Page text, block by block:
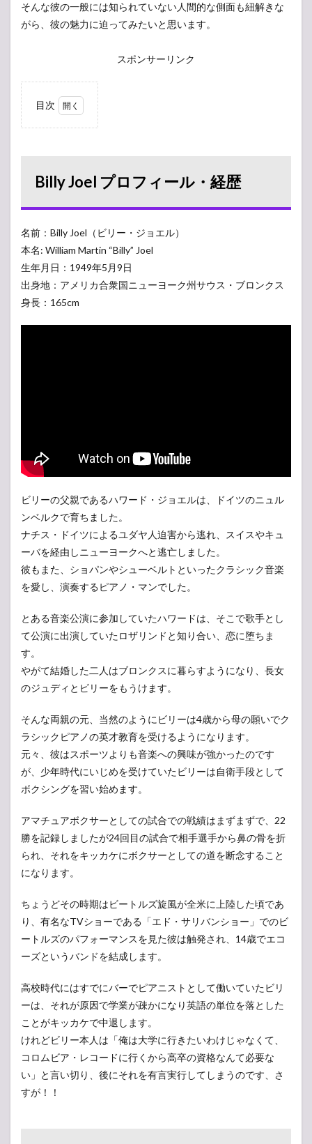
そんな彼の一般には知られていない人間的な側面も紐解きな
がら、彼の魅力に迫ってみたいと思います。
スポンサーリンク
目次
フィ
ー
経歴
2
デビ
から
ヒッ
トま
での
紆余
故
現在
リー
ジョ
エル
の活
動
5
め
Billy Joel プロフィール・経歴
名前：Billy Joel（ビリー・ジョエル）
本名: William Martin “Billy” Joel
生年月日：1949年5月9日
出身地：アメリカ合衆国ニューヨーク州サウス・ブロンクス
身長：165cm
ビリーの父親であるハワード・ジョエルは、ドイツのニュル
ンベルクで育ちました。
ナチス・ドイツによるユダヤ人迫害から逃れ、スイスやキュ
ーバを経由しニューヨークへと逃亡しました。
彼もまた、ショパンやシューベルトといったクラシック音楽
を愛し、演奏するピアノ・マンでした。
とある音楽公演に参加していたハワードは、そこで歌手とし
て公演に出演していたロザリンドと知り合い、恋に堕ちま
す。
やがて結婚した二人はブロンクスに暮らすようになり、長女
のジュディとビリーをもうけます。
そんな両親の元、当然のようにビリーは4歳から母の願いでク
ラシックピアノの英才教育を受けるようになります。
元々、彼はスポーツよりも音楽への興味が強かったのです
が、少年時代にいじめを受けていたビリーは自衛手段として
ボクシングを習い始めます。
アマチュアボクサーとしての試合での戦績はまずまずで、22
勝を記録しましたが24回目の試合で相手選手から鼻の骨を折
られ、それをキッカケにボクサーとしての道を断念すること
になります。
ちょうどその時期はビートルズ旋風が全米に上陸した頃であ
り、有名なTVショーである「エド・サリバンショー」でのビ
ートルズのパフォーマンスを見た彼は触発され、14歳でエコ
ーズというバンドを結成します。
高校時代にはすでにバーでピアニストとして働いていたビリ
ーは、それが原因で学業が疎かになり英語の単位を落とした
ことがキッカケで中退します。
けれどビリー本人は「俺は大学に行きたいわけじゃなくて、
コロムビア・レコードに行くから高卒の資格なんて必要な
い」と言い切り、後にそれを有言実行してしまうのです、さ
すが！！